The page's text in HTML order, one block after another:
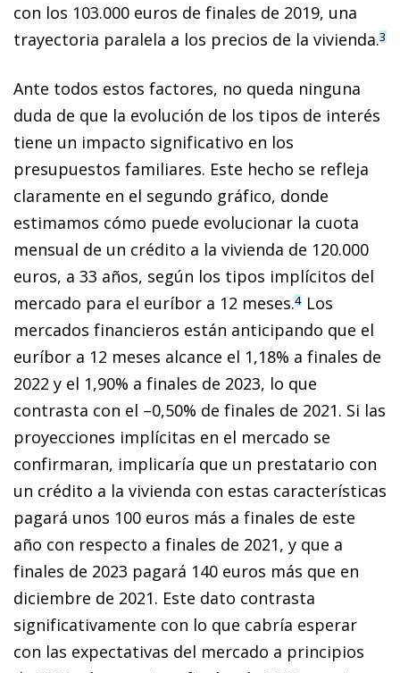
con los 103.000 euros de finales de 2019, una
trayectoria paralela a los precios de la vivienda.3
Ante todos estos factores, no queda ninguna
duda de que la evolución de los tipos de interés
tiene un impacto significativo en los
presupuestos familiares. Este hecho se refleja
claramente en el segundo gráfico, donde
estimamos cómo puede evolucionar la cuota
mensual de un crédito a la vivienda de 120.000
euros, a 33 años, según los tipos im­­plícitos del
mercado para el euríbor a 12 meses.4 Los
mercados financieros están anticipando que el
euríbor a 12 meses alcance el 1,18% a finales de
2022 y el 1,90% a finales de 2023, lo que
contrasta con el –0,50% de finales de 2021. Si las
proyecciones implícitas en el mercado se
confirmaran, implicaría que un prestatario con
un crédito a la vivienda con estas características
pagará unos 100 euros más a finales de este
año con respecto a finales de 2021, y que a
finales de 2023 pagará 140 euros más que en
diciembre de 2021. Este dato contrasta
significativamente con lo que cabría esperar
con las expectativas del mercado a principios